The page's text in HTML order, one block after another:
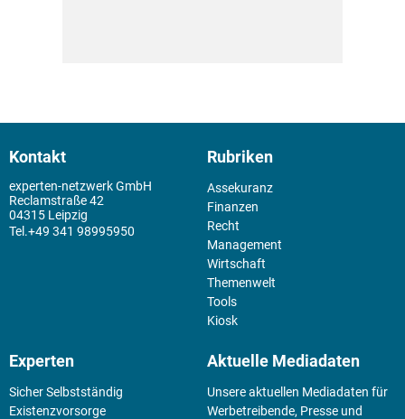
Kontakt
experten-netzwerk GmbH
Reclamstraße 42
04315 Leipzig
+49 341 98995950
Rubriken
Assekuranz
Finanzen
Recht
Management
Wirtschaft
Themenwelt
Tools
Kiosk
Experten
Sicher Selbstständig
Existenz­vorsorge
Aktuelle Mediadaten
Unsere aktuellen Mediadaten für
Werbetreibende, Presse und